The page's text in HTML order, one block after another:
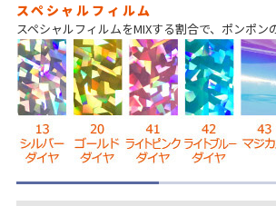
スペシャルフィルム
スペシャルフィルムをMIXする割合で、ポンポン